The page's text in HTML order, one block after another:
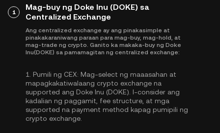
1
Mag-buy ng Doke Inu (DOKE) sa
Centralized Exchange
Ang centralized exchange ay ang pinakasimple at
pinakakaraniwang paraan para mag-buy, mag-hold, at
mag-trade ng crypto. Ganito ka makaka-buy ng Doke
Inu(DOKE) sa pamamagitan ng centralized exchange:
1. Pumili ng CEX: Mag-select ng maaasahan at
mapagkakatiwalaang crypto exchange na
supported ang Doke Inu (DOKE). I-consider ang
kadalian ng paggamit, fee structure, at mga
supported na payment method kapag pumipili ng
crypto exchange.